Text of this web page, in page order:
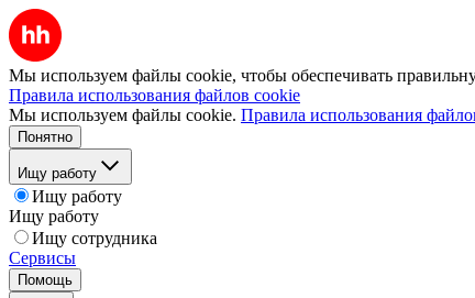
Мы используем файлы cookie, чтобы обеспечивать
Правила использования файлов cookie
Мы используем файлы cookie. Правила использования
Понятно
Ищу работу
Ищу работу
Ищу работу
Ищу сотрудника
Сервисы
Помощь